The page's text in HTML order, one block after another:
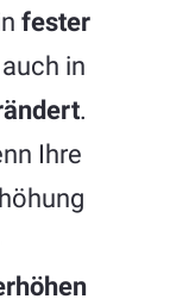
fester
in
.
Ihre